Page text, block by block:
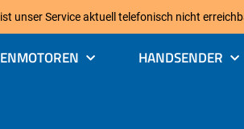
unser Service aktuell telefonisch nicht
HANDSENDER